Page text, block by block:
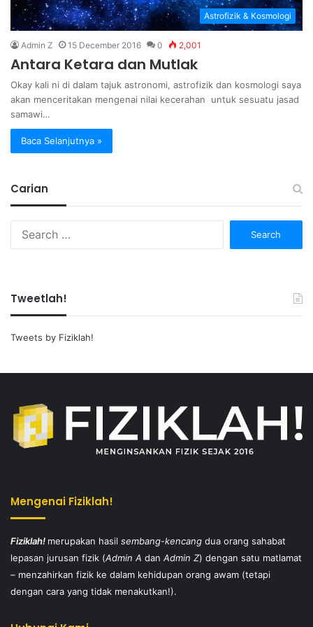
Astrofizik & Kosmologi
Admin Z 15 December 2016 0 2,001
Antara Ketara dan Mutlak
Okay kali ni di dalam tajuk astronomi, astrofizik dan kosmologi saya
akan menceritakan mengenai nilai kecerahan untuk sesuatu jasad
samawi…
Baca Selanjutnya »
Carian
Tweetlah!
Tweets by Fiziklah!
Mengenai Fiziklah!
Fiziklah! merupakan hasil sembang-kencang dua orang sahabat
lepasan jurusan fizik (Admin A dan Admin Z) dengan satu matlamat
– menzahirkan fizik ke dalam kehidupan orang awam (tetapi
dengan cara yang tidak menakutkan!).